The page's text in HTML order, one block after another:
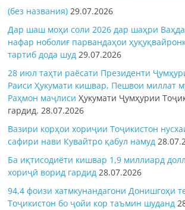
(без названия) 29.07.2026
Дар шаш моҳи соли 2026 дар шаҳри
нафар ноболиғ парвандаҳои
тартиб дода шуд 29.07.2026
28 июл таҳти раёсати Президенти
Раиси Ҳукумати кишвар, Пешвои миллат
Раҳмон маҷлисиҲукумати Ҷумҳурии
гардид.28.07.2026
Вазири корҳои хориҷии Тоҷикистон
сафири нави Кувайтро қабул намуд
Ба иқтисодиёти кишвар 1,9 миллиард
хориҷӣ ворид гардид 28.07.2026
94,4 фоизи хатмкунандагони Донишгоҳи
Тоҷикистон бо ҷойи кор таъмин шуданд